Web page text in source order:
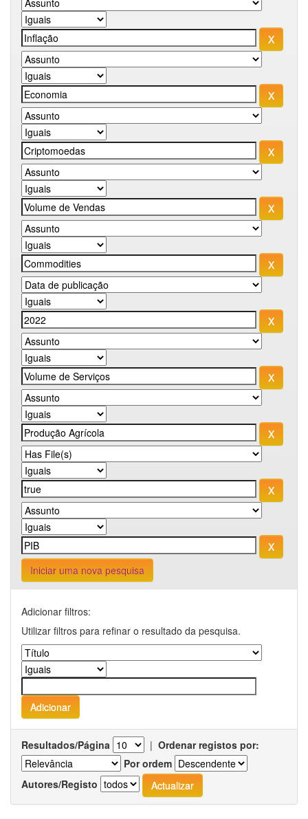
Iniciar uma nova pesquisa
Adicionar filtros:
Utilizar filtros para refinar o resultado da pesquisa.
Resultados/Página | Ordenar registos por:
Por ordem
Autores/Registo